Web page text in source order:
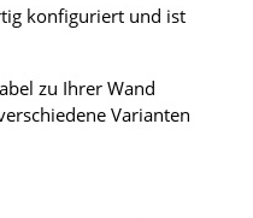
konfiguriert und ist
zu Ihrer Wand
Varianten